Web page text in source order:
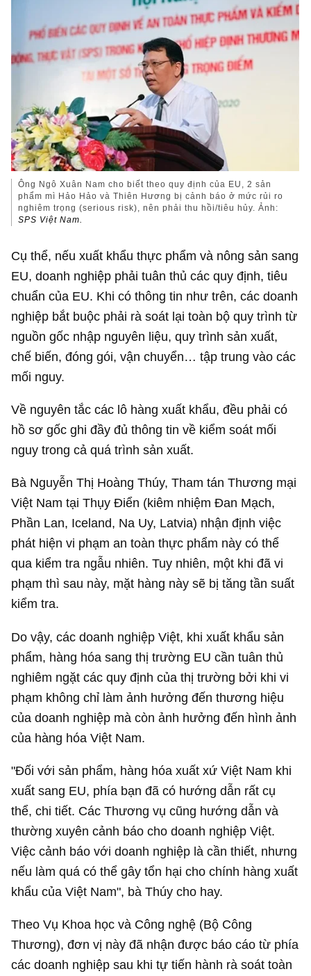
Ông Ngô Xuân Nam cho biết theo quy định của EU, 2 sản
phẩm mì Hảo Hảo và Thiên Hương bị cảnh báo ở mức rủi ro
nghiêm trọng (serious risk), nên phải thu hồi/tiêu hủy. Ảnh:
SPS Việt Nam.
Cụ thể, nếu xuất khẩu thực phẩm và nông sản sang
EU, doanh nghiệp phải tuân thủ các quy định, tiêu
chuẩn của EU. Khi có thông tin như trên, các doanh
nghiệp bắt buộc phải rà soát lại toàn bộ quy trình từ
nguồn gốc nhập nguyên liệu, quy trình sản xuất,
chế biến, đóng gói, vận chuyển… tập trung vào các
mối nguy.
Về nguyên tắc các lô hàng xuất khẩu, đều phải có
hồ sơ gốc ghi đầy đủ thông tin về kiểm soát mối
nguy trong cả quá trình sản xuất.
Bà Nguyễn Thị Hoàng Thúy, Tham tán Thương mại
Việt Nam tại Thụy Điển (kiêm nhiệm Đan Mạch,
Phần Lan, Iceland, Na Uy, Latvia) nhận định việc
phát hiện vi phạm an toàn thực phẩm này có thể
qua kiểm tra ngẫu nhiên. Tuy nhiên, một khi đã vi
phạm thì sau này, mặt hàng này sẽ bị tăng tần suất
kiểm tra.
Do vậy, các doanh nghiệp Việt, khi xuất khẩu sản
phẩm, hàng hóa sang thị trường EU cần tuân thủ
nghiêm ngặt các quy định của thị trường bởi khi vi
phạm không chỉ làm ảnh hưởng đến thương hiệu
của doanh nghiệp mà còn ảnh hưởng đến hình ảnh
của hàng hóa Việt Nam.
"Đối với sản phẩm, hàng hóa xuất xứ Việt Nam khi
xuất sang EU, phía bạn đã có hướng dẫn rất cụ
thể, chi tiết. Các Thương vụ cũng hướng dẫn và
thường xuyên cảnh báo cho doanh nghiệp Việt.
Việc cảnh báo với doanh nghiệp là cần thiết, nhưng
nếu làm quá có thể gây tổn hại cho chính hàng xuất
khẩu của Việt Nam", bà Thúy cho hay.
Theo Vụ Khoa học và Công nghệ (Bộ Công
Thương), đơn vị này đã nhận được báo cáo từ phía
các doanh nghiệp sau khi tự tiến hành rà soát toàn